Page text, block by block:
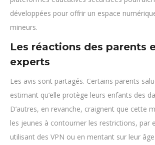
développées pour offrir un espace
mineurs.
Les réactions des parents
experts
Les avis sont partagés. Certains parents
estimant qu’elle protège leurs enfants des
D’autres, en revanche, craignent que cette
les jeunes à contourner les restrictions, par
utilisant des VPN ou en mentant sur leur